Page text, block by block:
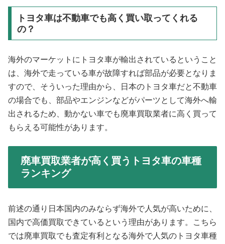
トヨタ車は不動車でも高く買い取ってくれる
の？
海外のマーケットにトヨタ車が輸出されているということ
は、海外で走っている車が故障すれば部品が必要となりま
すので、そういった理由から、日本のトヨタ車だと不動車
の場合でも、部品やエンジンなどがパーツとして海外へ輸
出されるため、動かない車でも廃車買取業者に高く買って
もらえる可能性があります。
廃車買取業者が高く買うトヨタ車の車種
ランキング
前述の通り日本国内のみならず海外で人気が高いために、
国内で高価買取できているという理由があります。こちら
では廃車買取でも査定有利となる海外で人気のトヨタ車種